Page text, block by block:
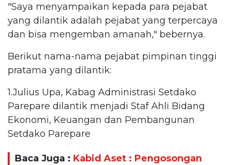
"Saya menyampaikan kepada para pejabat
yang dilantik adalah pejabat yang terpercaya
dan bisa mengemban amanah," bebernya.
Berikut nama-nama pejabat pimpinan tinggi
pratama yang dilantik:
1.Julius Upa, Kabag Administrasi Setdako
Parepare dilantik menjadi Staf Ahli Bidang
Ekonomi, Keuangan dan Pembangunan
Setdako Parepare
Baca Juga : Kabid Aset : Pengosongan